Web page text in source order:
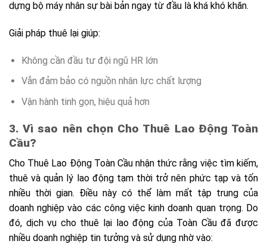
dựng bộ máy nhân sự bài bản ngay từ đầu là khá khó khăn.
Giải pháp thuê lại giúp:
Không cần đầu tư đội ngũ HR lớn
Vẫn đảm bảo có nguồn nhân lực chất lượng
Vận hành tinh gọn, hiệu quả hơn
3. Vì sao nên chọn Cho Thuê Lao Động Toàn
Cầu?
Cho Thuê Lao Động Toàn Cầu nhận thức rằng việc tìm kiếm,
thuê và quản lý lao động tạm thời trở nên phức tạp và tốn
nhiều thời gian. Điều này có thể làm mất tập trung của
doanh nghiệp vào các công việc kinh doanh quan trọng. Do
đó, dịch vụ cho thuê lại lao động của Toàn Cầu đã được
nhiều doanh nghiệp tin tưởng và sử dụng nhờ vào: